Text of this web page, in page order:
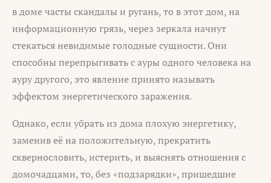
в доме часты скандалы и ругань, то в этот дом, на
информационную грязь, через зеркала начнут
стекаться невидимые голодные сущности. Они
способны перепрыгивать с ауры одного человека на
ауру другого, это явление принято называть
эффектом энергетического заражения.
Однако, если убрать из дома плохую энергетику,
заменив её на положительную, прекратить
сквернословить, истерить, и выяснять отношения с
домочадцами, то, без «подзарядки», пришедшие